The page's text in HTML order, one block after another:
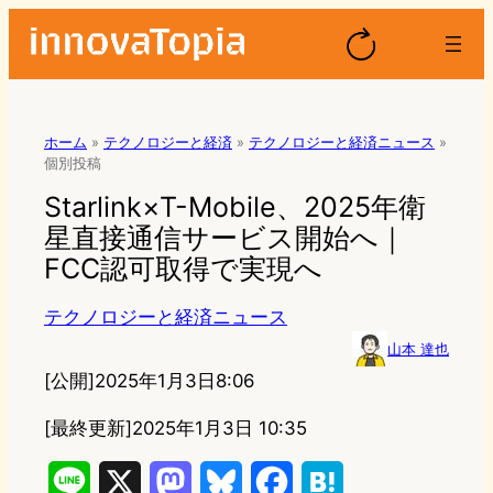
ホーム » テクノロジーと経済 » テクノロジーと経済ニュース »
個別投稿
Starlink×T-Mobile、2025年衛
星直接通信サービス開始へ｜
FCC認可取得で実現へ
テクノロジーと経済ニュース
山本 達也
[公開]2025年1月3日8:06
[最終更新]2025年1月3日 10:35